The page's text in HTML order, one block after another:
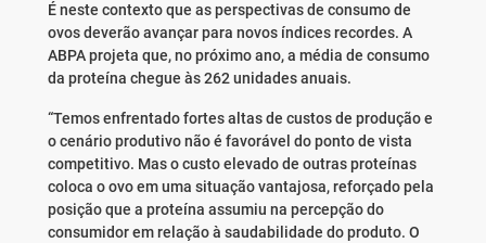
É neste contexto que as perspectivas de consumo de
ovos deverão avançar para novos índices recordes. A
ABPA projeta que, no próximo ano, a média de consumo
da proteína chegue às 262 unidades anuais.
“Temos enfrentado fortes altas de custos de produção e
o cenário produtivo não é favorável do ponto de vista
competitivo. Mas o custo elevado de outras proteínas
coloca o ovo em uma situação vantajosa, reforçado pela
posição que a proteína assumiu na percepção do
consumidor em relação à saudabilidade do produto. O